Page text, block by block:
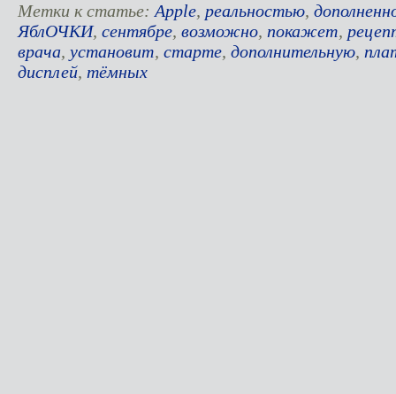
Метки к статье: Apple, реальностью,
ЯблОЧКИ, сентябре, возможно, покажет,
врача, установит, старте, дополнительную,
дисплей, тёмных